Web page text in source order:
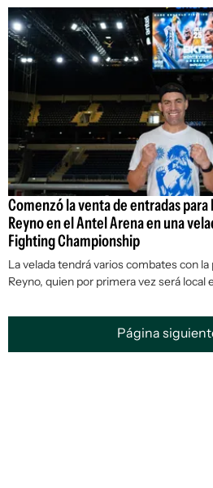
Comenzó la venta de entradas para
Reyno en el Antel Arena en una
Fighting Championship
La velada tendrá varios combates con
Reyno, quien por primera vez será local
Página